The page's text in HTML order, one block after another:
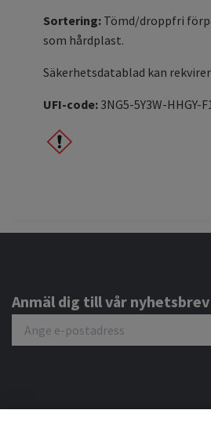
Sortering: Tömd/droppfri
som hårdplast.
Säkerhetsdatablad kan
UFI-code: 3NG5-5Y3W-HHGY-
Anmäl dig till vår nyhetsbrev